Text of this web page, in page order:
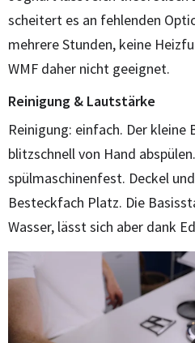
scheitert es an fehlenden
mehrere Stunden, keine
WMF daher nicht geeignet.
Reinigung & Lautstärke
Reinigung: einfach. Der kleine
blitzschnell von Hand
spülmaschinenfest. Deckel
Besteckfach Platz. Die
Wasser, lässt sich aber dank